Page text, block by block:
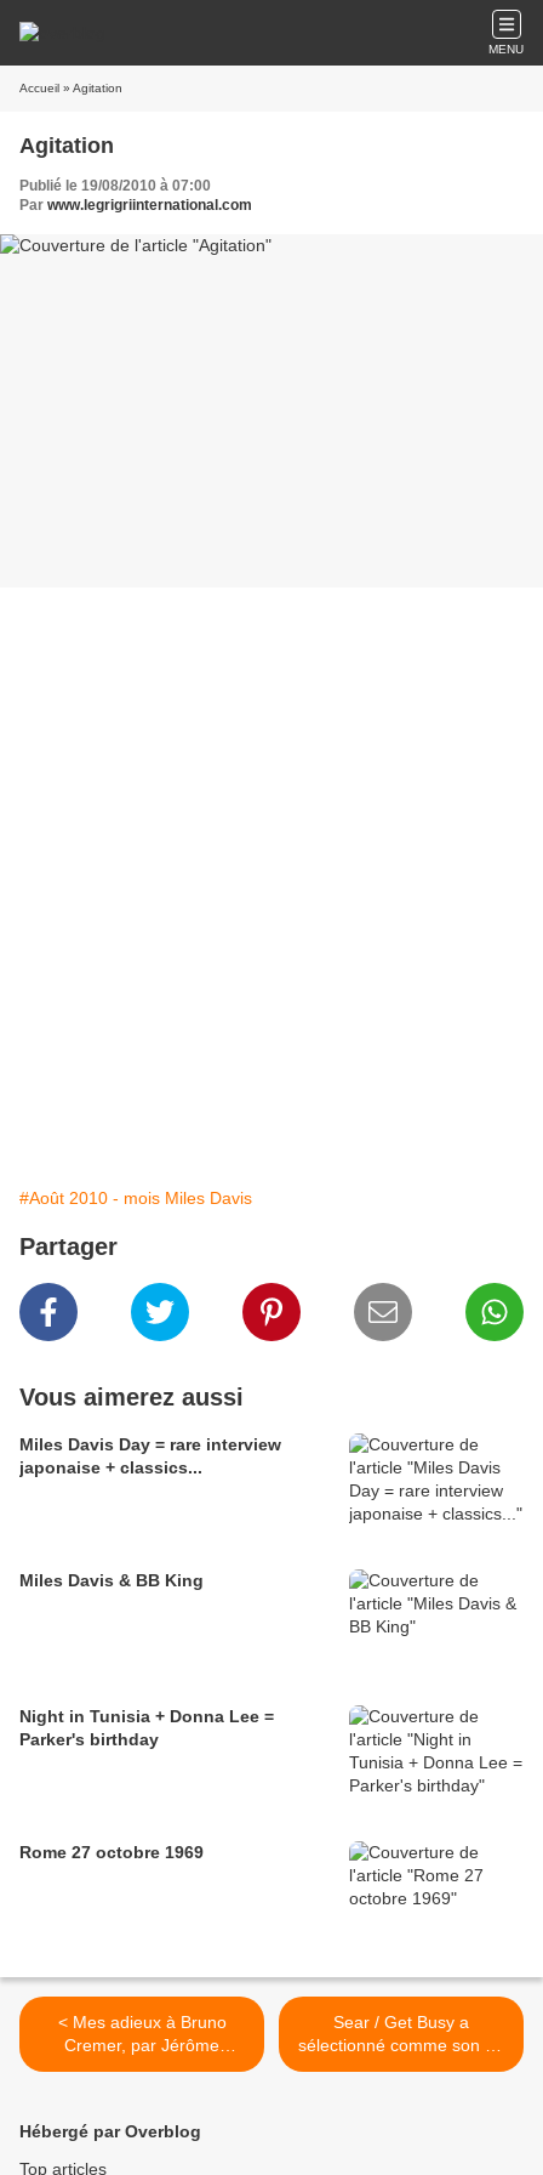
MENU
Accueil » Agitation
Agitation
Publié le 19/08/2010 à 07:00
Par www.legrigriinternational.com
#Août 2010 - mois Miles Davis
Partager
Vous aimerez aussi
Miles Davis Day = rare interview
japonaise + classics...
Miles Davis & BB King
Night in Tunisia + Donna Lee =
Parker's birthday
Rome 27 octobre 1969
< Mes adieux à Bruno
Cremer, par Jérôme
Reijasse
Sear / Get Busy a
sélectionné comme son du
jour... Thème de la semaine
Hébergé par Overblog
Top articles